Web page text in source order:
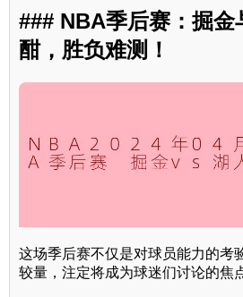
### NBA季后赛：掘金
酣，胜负难测！
这场季后赛不仅是对球员能力的考
较量，注定将成为球迷们讨论的焦